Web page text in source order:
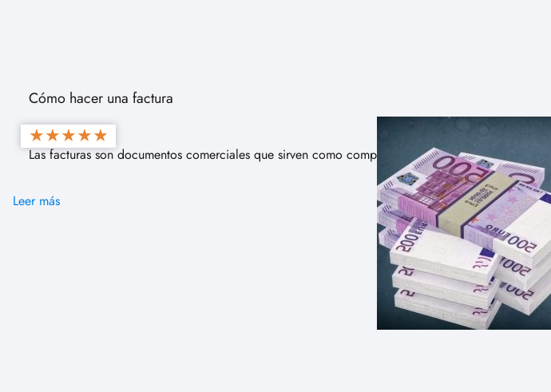
Cómo hacer una factura
Las facturas son documentos comerciales que sirven como comprobante de una transacción
Leer más
★★★★★